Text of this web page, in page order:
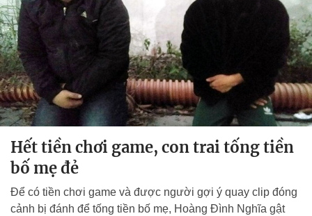
Hết tiền chơi game, con trai tống tiền
bố mẹ đẻ
Để có tiền chơi game và được người gợi ý quay clip đóng
cảnh bị đánh để tống tiền bố mẹ, Hoàng Đình Nghĩa gật